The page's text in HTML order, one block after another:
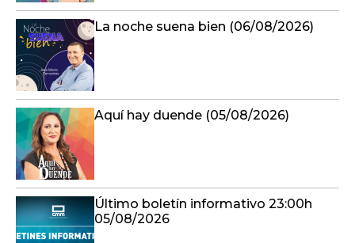
La noche suena bien (06/08/2026)
Aquí hay duende (05/08/2026)
Último boletín informativo 23:00h
05/08/2026